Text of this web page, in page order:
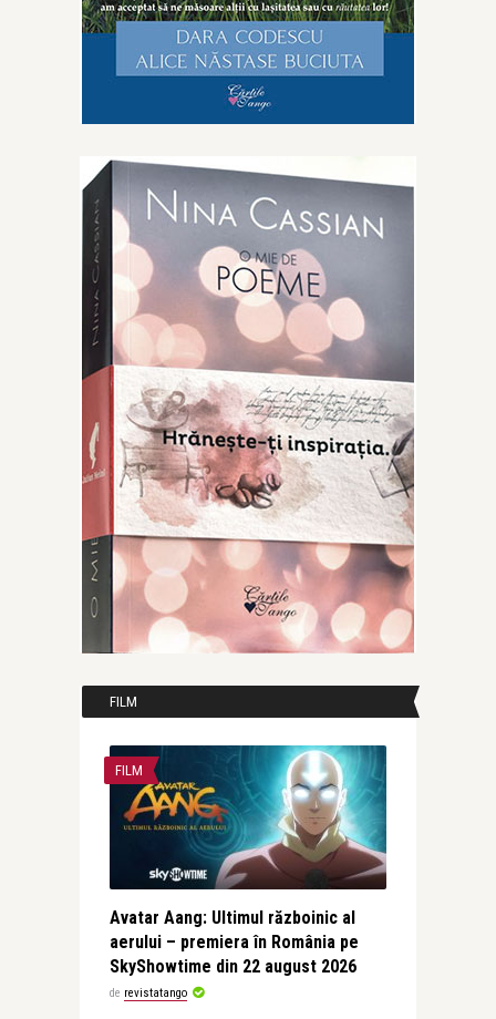
FILM
FILM
Avatar Aang: Ultimul războinic al
aerului – premiera în România pe
SkyShowtime din 22 august 2026
de revistatango